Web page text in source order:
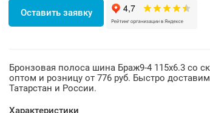
Оставить заявку
Бронзовая полоса шина Браж9-4 115х6.3 со
оптом и розницу от 776 руб. Быстро
Татарстан и России.
Характеристики